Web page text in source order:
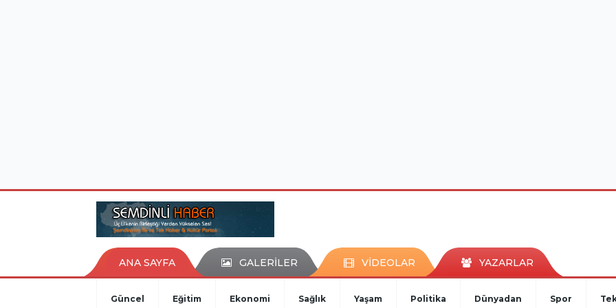
ANA SAYFA GALERİLER VİDEOLAR YAZARLAR
Güncel Eğitim Ekonomi Sağlık Yaşam Politika Dünyadan Spor